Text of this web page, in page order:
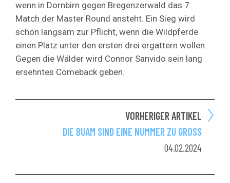
wenn in Dornbirn gegen Bregenzerwald das 7.
Match der Master Round ansteht. Ein Sieg wird
schön langsam zur Pflicht, wenn die Wildpferde
einen Platz unter den ersten drei ergattern wollen.
Gegen die Wälder wird Connor Sanvido sein lang
ersehntes Comeback geben.
VORHERIGER ARTIKEL
DIE BUAM SIND EINE NUMMER ZU GROSS
04.02.2024